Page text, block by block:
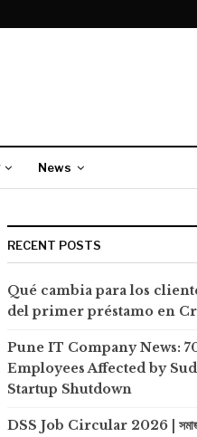
News
RECENT POSTS
Qué cambia para los
del primer préstamo en
Pune IT Company News:
Employees Affected by
Startup Shutdown
DSS Job Circular 2026 |